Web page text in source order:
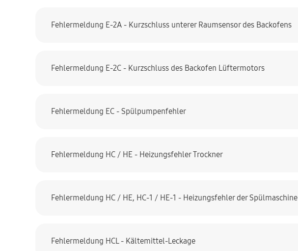
Fehlermeldung E-2A - Kurzschluss unterer Raumsensor des Backofens
Fehlermeldung E-2C - Kurzschluss des Backofen Lüftermotors
Fehlermeldung EC - Spülpumpenfehler
Fehlermeldung HC / HE - Heizungsfehler Trockner
Fehlermeldung HC / HE, HC-1 / HE-1 - Heizungsfehler der Spülmaschine
Fehlermeldung HCL - Kältemittel-Leckage